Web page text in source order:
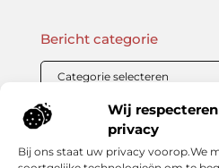
Wij
privacy
Bij ons staat uw privacy voorop.We
Onze informatie
Bericht categorie